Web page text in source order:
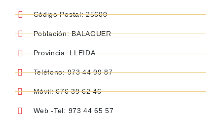
Código Postal: 25600
Población: BALAGUER
Provincia: LLEIDA
Teléfono: 973 44 99 87
Móvil: 676 39 62 46
Web -Tel: 973 44 65 57